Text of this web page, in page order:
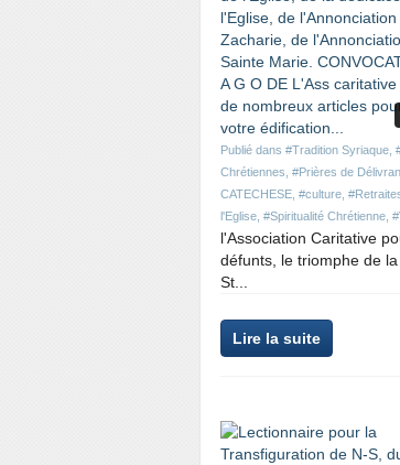
Publié dans #Tradition Syriaque
Chrétiennes #Prières de
CATECHESE #culture
l'Eglise #Spiritualité Chrétienne
l'Association Caritative
défunts, le triomphe de
St...
Lire la suite